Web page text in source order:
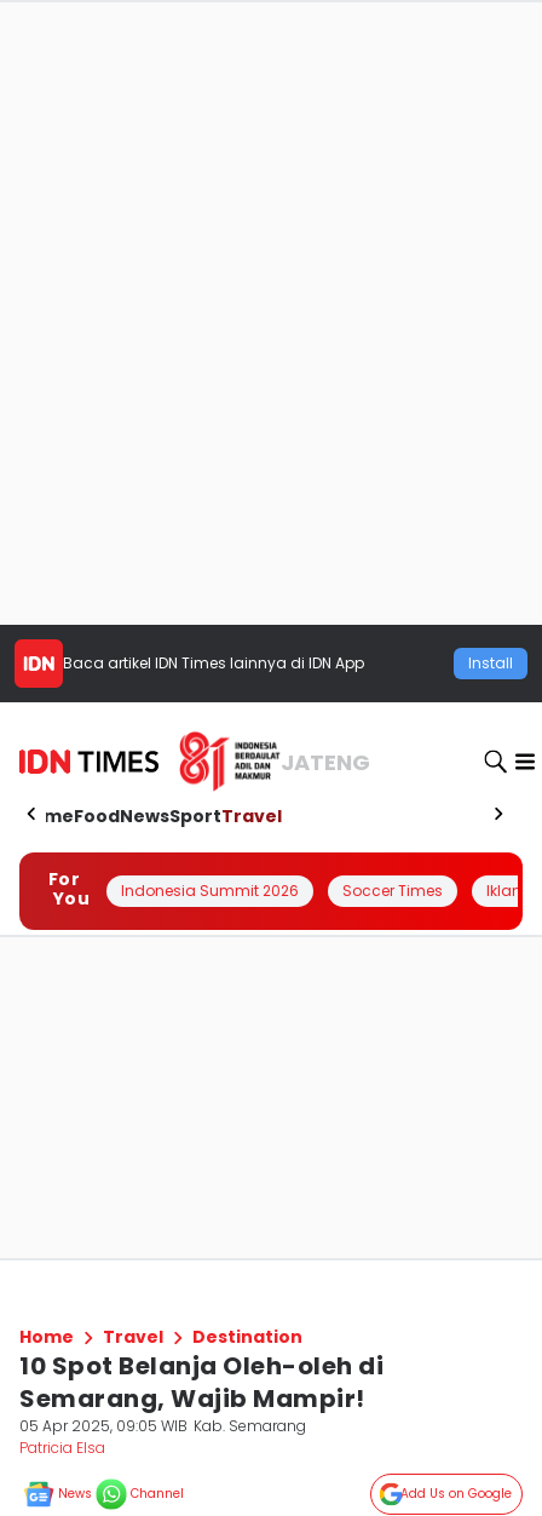
Baca artikel IDN Times lainnya di IDN App Install
JATENG
HomeFoodNewsSportTravel
For
You
Indonesia Summit 2026 Soccer Times Iklanin
Home Travel Destination
10 Spot Belanja Oleh-oleh di
Semarang, Wajib Mampir!
05 Apr 2025, 09:05 WIB Kab. Semarang
Patricia Elsa
News Channel Add Us on Google